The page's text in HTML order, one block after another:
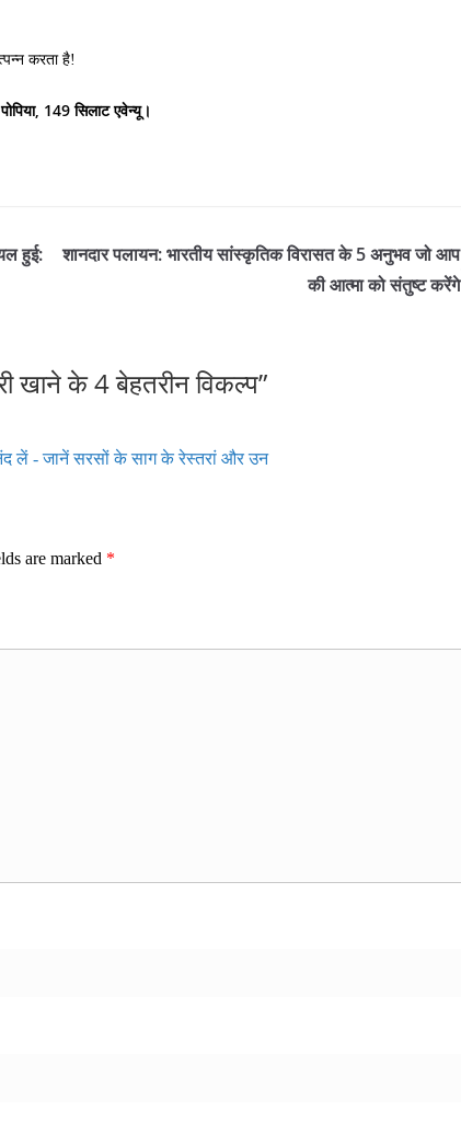
करता है!
149 सिलाट एवेन्यू।
हुई:
शानदार पलायन: भारतीय सांस्कृतिक विरासत के 5 अनुभव जो आप
की आत्मा को संतुष्ट करेंगे
खाने के 4 बेहतरीन विकल्प”
लें - जानें सरसों के साग के रेस्तरां और उन
are marked *